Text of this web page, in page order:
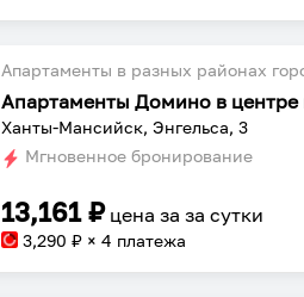
Апартаменты в разных районах
Апартаменты Домино в центре
Ханты-Мансийск, Энгельса, 3
Мгновенное бронирование
13,161₽ цена заза сутки
3,290 ₽ × 4 платежа